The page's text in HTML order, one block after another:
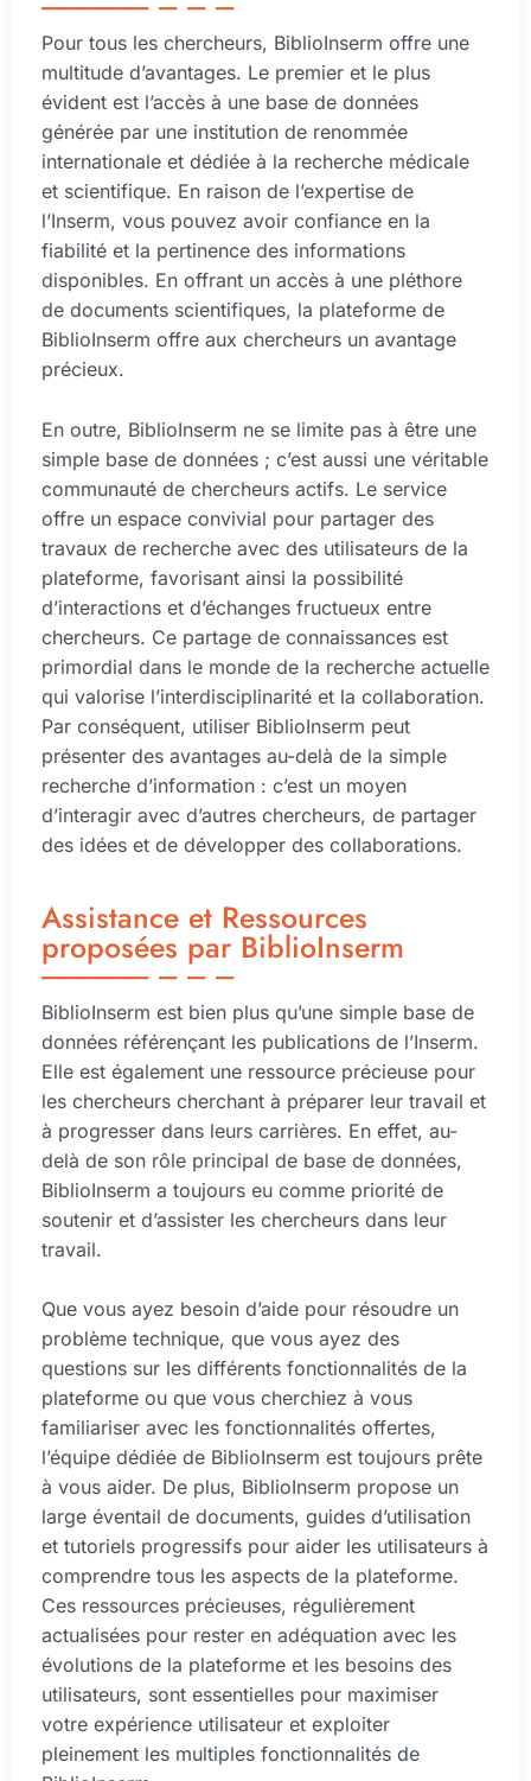
Pour tous les chercheurs, BiblioInserm offre une
multitude d’avantages. Le premier et le plus
évident est l’accès à une base de données
générée par une institution de renommée
internationale et dédiée à la recherche médicale
et scientifique. En raison de l’expertise de
l’Inserm, vous pouvez avoir confiance en la
fiabilité et la pertinence des informations
disponibles. En offrant un accès à une pléthore
de documents scientifiques, la plateforme de
BiblioInserm offre aux chercheurs un avantage
précieux.
En outre, BiblioInserm ne se limite pas à être une
simple base de données ; c’est aussi une véritable
communauté de chercheurs actifs. Le service
offre un espace convivial pour partager des
travaux de recherche avec des utilisateurs de la
plateforme, favorisant ainsi la possibilité
d’interactions et d’échanges fructueux entre
chercheurs. Ce partage de connaissances est
primordial dans le monde de la recherche actuelle
qui valorise l’interdisciplinarité et la collaboration.
Par conséquent, utiliser BiblioInserm peut
présenter des avantages au-delà de la simple
recherche d’information : c’est un moyen
d’interagir avec d’autres chercheurs, de partager
des idées et de développer des collaborations.
Assistance et Ressources
proposées par BiblioInserm
BiblioInserm est bien plus qu’une simple base de
données référençant les publications de l’Inserm.
Elle est également une ressource précieuse pour
les chercheurs cherchant à préparer leur travail et
à progresser dans leurs carrières. En effet, au-
delà de son rôle principal de base de données,
BiblioInserm a toujours eu comme priorité de
soutenir et d’assister les chercheurs dans leur
travail.
Que vous ayez besoin d’aide pour résoudre un
problème technique, que vous ayez des
questions sur les différents fonctionnalités de la
plateforme ou que vous cherchiez à vous
familiariser avec les fonctionnalités offertes,
l’équipe dédiée de BiblioInserm est toujours prête
à vous aider. De plus, BiblioInserm propose un
large éventail de documents, guides d’utilisation
et tutoriels progressifs pour aider les utilisateurs à
comprendre tous les aspects de la plateforme.
Ces ressources précieuses, régulièrement
actualisées pour rester en adéquation avec les
évolutions de la plateforme et les besoins des
utilisateurs, sont essentielles pour maximiser
votre expérience utilisateur et exploiter
pleinement les multiples fonctionnalités de